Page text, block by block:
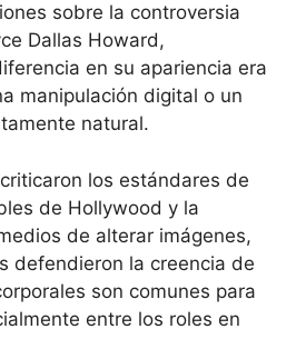
sobre la controversia
Dallas Howard,
en su apariencia era
manipulación digital o un
natural.
los estándares de
de Hollywood y la
de alterar imágenes,
defendieron la creencia de
son comunes para
entre los roles en